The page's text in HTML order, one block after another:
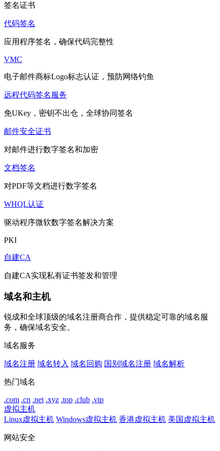
签名证书
代码签名
应用程序签名，确保代码完整性
VMC
电子邮件商标Logo标志认证，预防网络钓鱼
远程代码签名服务
免UKey，密钥不出仓，全球协同签名
邮件安全证书
对邮件进行数字签名和加密
文档签名
对PDF等文档进行数字签名
WHQL认证
驱动程序微软数字签名解决方案
PKI
自建CA
自建CA实现私有证书签发和管理
域名和主机
锐成和全球顶级的域名注册商合作，提供稳定可靠的域名服
务，确保域名安全。
域名服务
域名注册 域名转入 域名回购 国别域名注册 域名解析
热门域名
.com .cn .net .xyz .top .club .vip
虚拟主机
Linux虚拟主机 Windows虚拟主机 香港虚拟主机 美国虚拟主机
网站安全